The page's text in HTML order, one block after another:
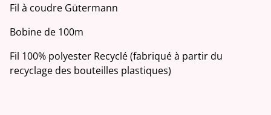
Fil à coudre Gütermann
Bobine de 100m
Fil 100% polyester Recyclé (fabriqué à partir du
recyclage des bouteilles plastiques)